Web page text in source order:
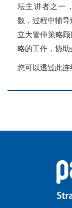
坛主讲者之一，
数，过程中辅导
立大管仲策略
略的工作，协
您可以透过此